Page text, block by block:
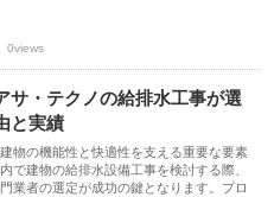
0views
サ・テクノの給排水工事が選
と実績
物の機能性と快適性を支える重要な要素
で建物の給排水設備工事を検討する際、
業者の選定が成功の鍵となります。プロ